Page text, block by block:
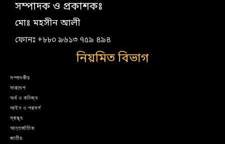
সম্পাদক ও প্রকাশকঃ
মোঃ মহসীন আলী
ফোনঃ +৮৮০ ৯৬১৩ ৭৫৯ ৪৯৪
নিয়মিত বিভাগ
সম্পাদকীয়
সারাদেশ
অর্থ ও বানিজ্য
আইন ও পরামর্শ
স্বাস্থ্য
আন্তর্জাতিক
জাতীয়